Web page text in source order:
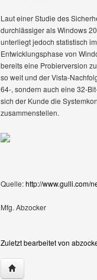
Laut einer Studie des
durchlässiger als Windows
unterliegt jedoch statistisch
Entwicklungsphase von
bereits eine Probierversion
so weit und der Vista-
64-, sondern auch eine 32-
sich der Kunde die
zusammenstellen.
Quelle:http://www.gulli.com/
Mfg. Abzocker
Zuletzt bearbeitet von
Website dieses